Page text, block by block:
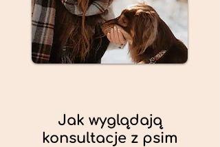
Jak wyglądają
konsultacje z psim